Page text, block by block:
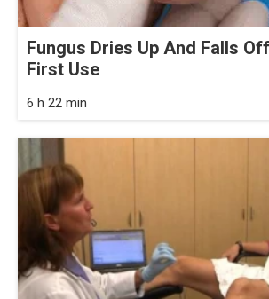
Fungus Dries Up And Falls
First Use
6 h 22 min